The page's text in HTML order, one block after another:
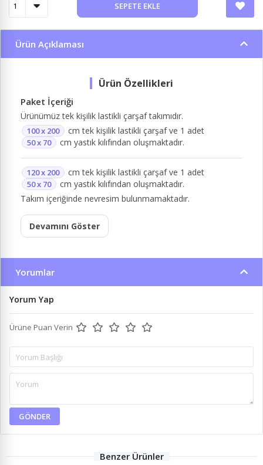
SEPETE EKLE
Ürün Açıklaması
Paket İçeriği
Ürünümüz tek kişilik lastikli çarşaf takımıdır.
100 x 200 cm tek kişilik lastikli çarşaf ve 1 adet
50 x 70 cm yastık kılıfından oluşmaktadır.
120 x 200 cm tek kişilik lastikli çarşaf ve 1 adet
50 x 70
cm yastık kılıfından oluşmaktadır.
Takım içeriğinde nevresim bulunmamaktadır.
Devamını Göster
Yorumlar
Yorum Yap
Ürüne Puan Verin
GÖNDER
Benzer Ürünler